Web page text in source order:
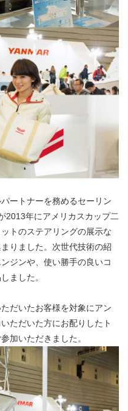
ートナーを務めるセーリン
2013年にアメリカスカップ二
トのステアリングの展示な
りました。次世代技術の紹
ジンや、使い勝手の良いコ
ました。
だいたお客様を対象にアン
ただいた方にお配りしたト
加いただきました。